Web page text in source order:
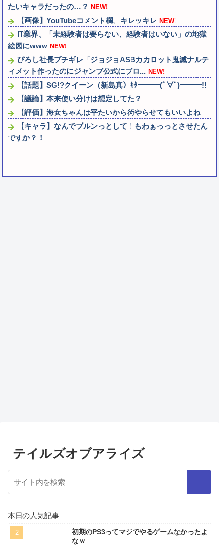
たいキャラだったの…？
NEW!
【画像】YouTubeコメント欄、キレッキレ NEW!
IT業界、「未経験者は要らない、経験者はいない」の地獄
絵図にwww NEW!
ぴろし社長ブチギレ「ジョジョASBカカロット鬼滅ナルテ
ィメット作ったのにジャンブ公式にブロ... NEW!
【話題】SG!?クイーン（新島真）ｷﾀ━━━(ﾟ∀ﾟ)━━━!!
【議論】本来使い分けは想定してた？
【評価】海女ちゃんは平たいから術やらせてもいいよね
【キャラ】なんでブルンっとして！もわぁっっとさせたん
ですか？！
テイルズオブアライズ
本日の人気記事
初期のPS3ってマジでやるゲームなかったよ
なｗ